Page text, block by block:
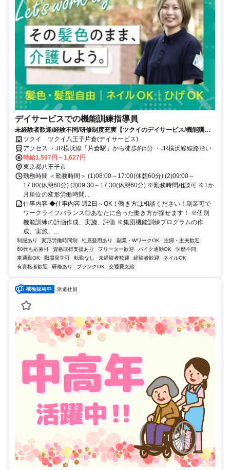
デイサービスでの機能訓練指導員
未経験者歓迎/経験不問/研修制度充実【ツクイのデイサービス/機能訓練
指導員求人】
ツクイ ツクイ八王子片倉(デイサービス)
アクセス ・JR横浜線「片倉駅」から徒歩約5分 ・JR横浜線線路沿い
時給1,597円～1,627円
東京都八王子市
勤務時間 ＜勤務時間＞ (1)08:00～17:00(休憩60分) (2)09:00～
17:00(休憩60分) (3)09:30～17:30(休憩60分) ※勤務時間相談可 ※1か
月単位の変形労働時間...
仕事内容 ◆仕事内容 週2日～OK！働き方は相談ください！副業可で
ワークライフバランス◎あなたに合った働き方が探せます！ ※個別
機能訓練の計画作成、実施、評価 ※集団機能訓練プログラムの作
成、実施、...
制服あり 変形労働時間制 社員登用あり 副業・WワークOK
主婦・主夫歓迎
60代も応募可
資格取得支援あり フリーター歓迎 バイク通勤OK
学歴不問
車通勤OK
職場見学可 転勤なし 未経験者歓迎 経験者歓迎
ネイルOK
有資格者歓迎
研修あり ブランクOK 交通費支給
派遣社員